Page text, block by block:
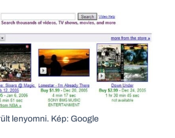
lenyomni. Kép: Google